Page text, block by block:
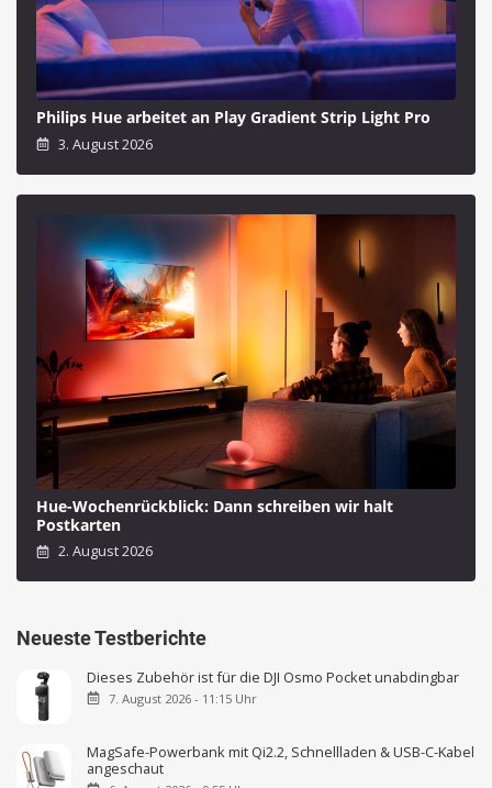
Philips Hue arbeitet an Play Gradient Strip Light Pro
3. August 2026
Hue-Wochenrückblick: Dann schreiben wir halt
Postkarten
2. August 2026
Neueste Testberichte
Dieses Zubehör ist für die DJI Osmo Pocket unabdingbar
7. August 2026 - 11:15 Uhr
MagSafe-Powerbank mit Qi2.2, Schnellladen & USB-C-Kabel
angeschaut